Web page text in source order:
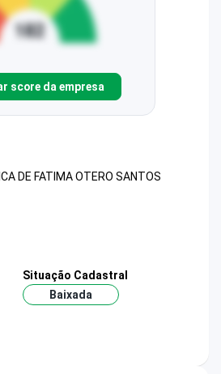
score da empresa
DE FATIMA OTERO SANTOS
Situação Cadastral
Baixada